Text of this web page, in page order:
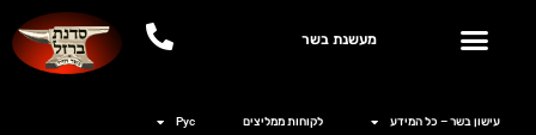
מעשנת בשר
עישון בשר – כל המידע לקוחות ממליצים Рус